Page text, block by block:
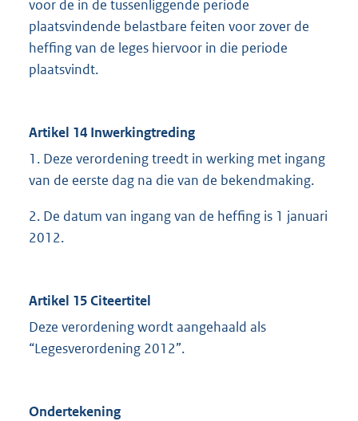
voor de in de tussenliggende periode
plaatsvindende belastbare feiten voor zover de
heffing van de leges hiervoor in die periode
plaatsvindt.
Artikel 14 Inwerkingtreding
1. Deze verordening treedt in werking met ingang
van de eerste dag na die van de bekendmaking.
2. De datum van ingang van de heffing is 1 januari
2012.
Artikel 15 Citeertitel
Deze verordening wordt aangehaald als
“Legesverordening 2012”.
Ondertekening